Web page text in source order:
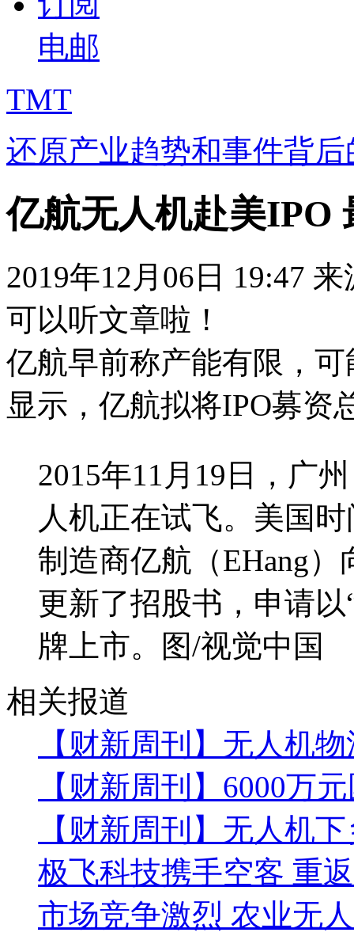
电邮
TMT
还原产业趋势和事件背
亿航无人机赴美IPO
2019年12月06日 19:47
可以听文章啦！
亿航早前称产能有限，
显示，亿航拟将IPO募资
2015年11月19日，广
人机正在试飞。美国
制造商亿航（EHang
更新了招股书，申请
牌上市。图/视觉中国
相关报道
【财新周刊】无人机
【财新周刊】6000万
【财新周刊】无人机
极飞科技携手空客 重
市场竞争激烈 农业无